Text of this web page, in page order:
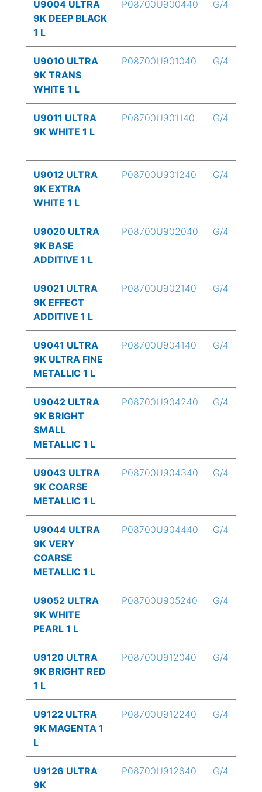
U9004 ULTRA
9K DEEP BLACK
1 L
P08700U900440 G/4
U9010 ULTRA
9K TRANS
WHITE 1 L
P08700U901040 G/4
U9011 ULTRA
9K WHITE 1 L
P08700U901140 G/4
U9012 ULTRA
9K EXTRA
WHITE 1 L
P08700U901240 G/4
U9020 ULTRA
9K BASE
ADDITIVE 1 L
P08700U902040 G/4
U9021 ULTRA
9K EFFECT
ADDITIVE 1 L
P08700U902140 G/4
U9041 ULTRA
9K ULTRA FINE
METALLIC 1 L
P08700U904140 G/4
U9042 ULTRA
9K BRIGHT
SMALL
METALLIC 1 L
P08700U904240 G/4
U9043 ULTRA
9K COARSE
METALLIC 1 L
P08700U904340 G/4
U9044 ULTRA
9K VERY
COARSE
METALLIC 1 L
P08700U904440 G/4
U9052 ULTRA
9K WHITE
PEARL 1 L
P08700U905240 G/4
U9120 ULTRA
9K BRIGHT RED
1 L
P08700U912040 G/4
U9122 ULTRA
9K MAGENTA 1
L
P08700U912240 G/4
U9126 ULTRA
9K
P08700U912640 G/4